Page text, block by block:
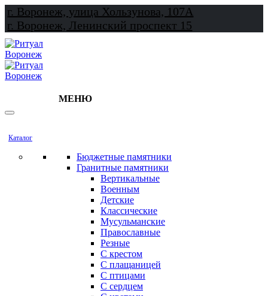
г. Воронеж, улица Хользунова, 107А
г. Воронеж, Ленинский проспект 15
МЕНЮ
Каталог
Бюджетные памятники
Гранитные памятники
Вертикальные
Военным
Детские
Классические
Мусульманские
Православные
Резные
С крестом
С плащаницей
С птицами
С сердцем